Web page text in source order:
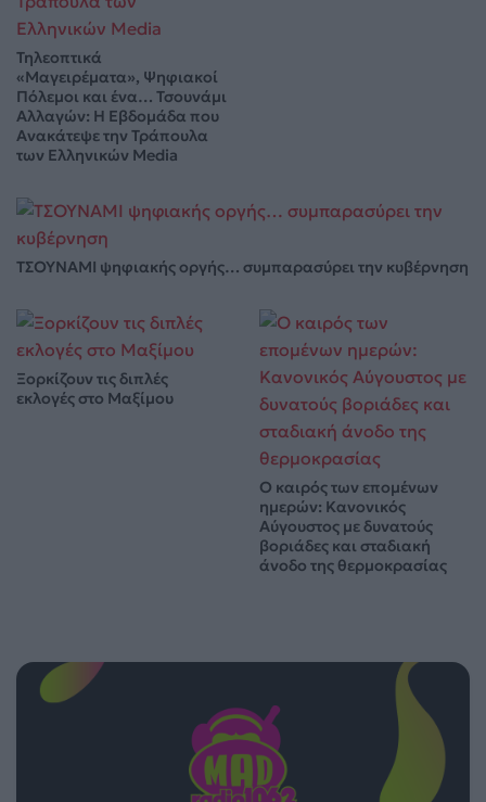
Τηλεοπτικά
«Μαγειρέματα», Ψηφιακοί
Πόλεμοι και ένα… Τσουνάμι
Αλλαγών: Η Εβδομάδα που
Ανακάτεψε την Τράπουλα
των Ελληνικών Media
ΤΣΟΥΝΑΜΙ ψηφιακής οργής… συμπαρασύρει την κυβέρνηση
Ξορκίζουν τις διπλές
εκλογές στο Μαξίμου
Ο καιρός των επομένων
ημερών: Κανονικός
Αύγουστος με δυνατούς
βοριάδες και σταδιακή
άνοδο της θερμοκρασίας